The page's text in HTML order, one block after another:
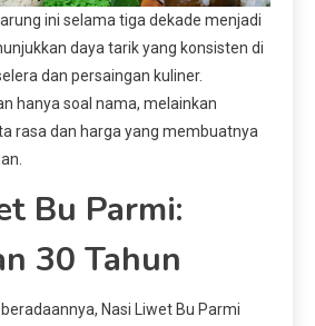
ini selama tiga dekade menjadi
daya tarik yang konsisten di
dan persaingan kuliner.
hanya soal nama, melainkan
rasa dan harga yang membuatnya
Bu Parmi:
30 Tahun
Nasi Liwet Bu Parmi